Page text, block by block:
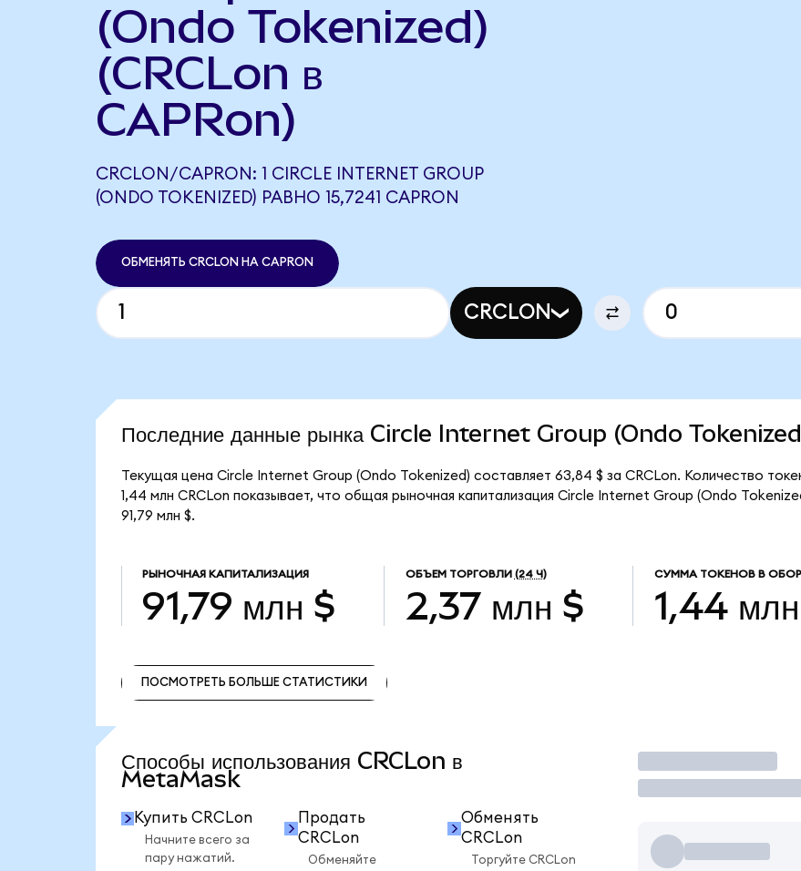
(Ondo Tokenized)
(CRCLon в
CAPRon)
CRCLON/CAPRON: 1 CIRCLE INTERNET GROUP
(ONDO TOKENIZED) РАВНО 15,7241 CAPRON
ОБМЕНЯТЬ CRCLON НА CAPRON
CRCLON
Последние данные рынка Circle Internet Group (Ondo
Текущая цена Circle Internet Group (Ondo Tokenized) составляет 63,84 $ за CRCLon. Количество
1,44 млн CRCLon показывает, что общая рыночная капитализация Circle Internet Group (Ondo
91,79 млн $.
РЫНОЧНАЯ КАПИТАЛИЗАЦИЯ
91,79 млн $
ОБЪЕМ ТОРГОВЛИ (24 Ч)
2,37 млн $
СУММА ТОКЕНОВ В
1,44 млн
ПОСМОТРЕТЬ БОЛЬШЕ СТАТИСТИКИ
Способы использования CRCLon в
MetaMask
Купить CRCLon
Начните всего за
пару нажатий.
Продать
CRCLon
Обменяйте
Обменять
CRCLon
Торгуйте CRCLon
Торговать